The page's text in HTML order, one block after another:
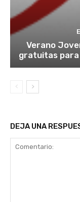
Verano
gratuitas
DEJA UNA